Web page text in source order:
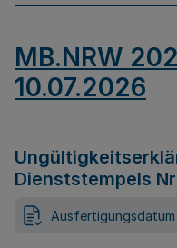
MB.NRW
10.07.2026
Dienststempels
Ausfertigungsdatum